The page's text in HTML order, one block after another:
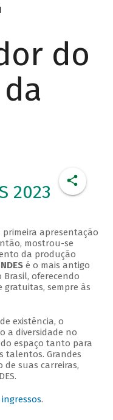
do
2023
primeira apresentação
mostrou-se
da produção
é o mais antigo
oferecendo
gratuitas, sempre às
existência, o
a diversidade no
espaço tanto para
talentos. Grandes
de suas carreiras,
.